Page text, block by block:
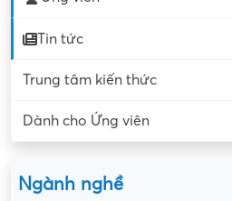
Tin tức
Trung tâm kiến thức
Dành cho Ứng viên
Ngành nghề